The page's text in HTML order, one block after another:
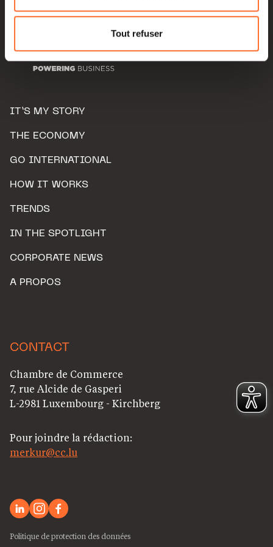
Pour de plus amples informations sur la manière dont
nous utilisons lescookies et sommes amenés à traiter
Charte d’usage des cookieset notrePolitique de
Tout refuser
IT’S MY STORY
THE ECONOMY
GO INTERNATIONAL
HOW IT WORKS
TRENDS
IN THE SPOTLIGHT
CORPORATE NEWS
A PROPOS
CONTACT
Chambre de Commerce
7, rue Alcide de Gasperi
L-2981 Luxembourg - Kirchberg
Pour joindre la rédaction:
merkur@cc.lu
Politique de protection des données